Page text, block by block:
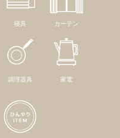
寝具 カーテン
調理器具 家電